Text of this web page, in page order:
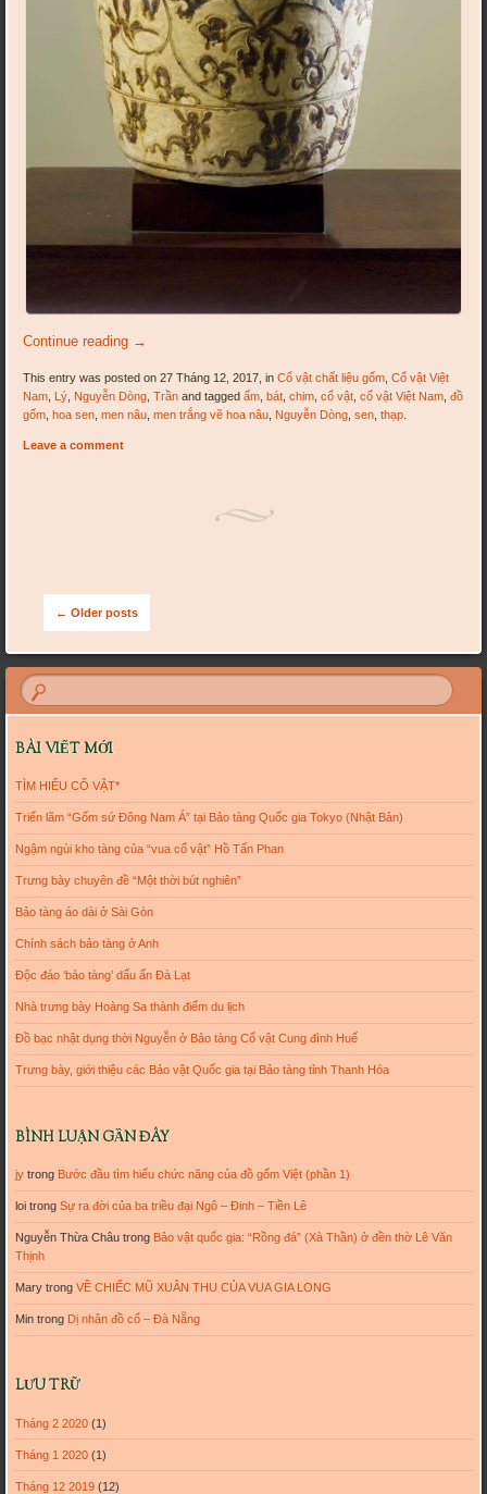
Continue reading →
This entry was posted on 27 Tháng 12, 2017, inCổ vật chất liệu gốm ,Cổ vật Việt
Nam Lý Nguyễn Dòng ,Trần and taggedấm ,bát ,chim ,cổ vật ,cổ vật Việt Nam ,đồ
gốm ,hoa sen ,men nâu ,men trắng vẽ hoa nâu Nguyễn Dòng ,sen ,thạp
Leave a comment
Post navigation
← Older posts
BÀI VIẾT MỚI
TÌM HIỂU CỔ VẬT*
Triển lãm “Gốm sứ Đông Nam Á” tại Bảo tàng Quốc gia Tokyo (Nhật Bản)
Ngậm ngùi kho tàng của “vua cổ vật” Hồ Tấn Phan
Trưng bày chuyên đề “Một thời bút nghiên”
Bảo tàng áo dài ở Sài Gòn
Chính sách bảo tàng ở Anh
Độc đáo ‘bảo tàng’ dấu ấn Đà Lạt
Nhà trưng bày Hoàng Sa thành điểm du lịch
Đồ bạc nhật dụng thời Nguyễn ở Bảo tàng Cổ vật Cung đình Huế
Trưng bày, giới thiệu các Bảo vật Quốc gia tại Bảo tàng tỉnh Thanh Hóa
BÌNH LUẬN GẦN ĐÂY
jytrong Bước đầu tìm hiểu chức năng của đồ gốm Việt (phần 1)
loitrong Sự ra đời của ba triều đại Ngô – Đinh – Tiền Lê
Nguyễn Thừa Châutrong Bảo vật quốc gia: “Rồng đá” (Xà Thần) ở đền thờ Lê Văn
Thịnh
Marytrong VỀ CHIẾC MŨ XUÂN THU CỦA VUA GIA LONG
Mintrong Dị nhân đồ cổ – Đà Nẵng
LƯU TRỮ
Tháng 2 2020(1)
Tháng 1 2020(1)
Tháng 12 2019(12)